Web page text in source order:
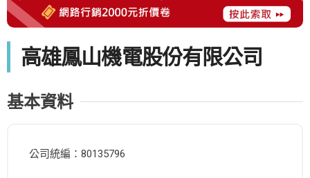
高雄鳳山機電股份有限公司
基本資料
公司統編：80135796